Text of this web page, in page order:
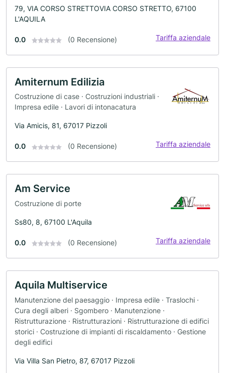
79, VIA CORSO STRETTOVIA CORSO STRETTO, 67100
L'AQUILA
0.0 (0 Recensione) Tariffa aziendale
Amiternum Edilizia
Costruzione di case · Costruzioni industriali ·
Impresa edile · Lavori di intonacatura
Via Amicis, 81, 67017 Pizzoli
0.0 (0 Recensione) Tariffa aziendale
Am Service
Costruzione di porte
Ss80, 8, 67100 L'Aquila
0.0 (0 Recensione) Tariffa aziendale
Aquila Multiservice
Manutenzione del paesaggio · Impresa edile · Traslochi ·
Cura degli alberi · Sgombero · Manutenzione ·
Ristrutturazione · Ristrutturazioni · Ristrutturazione di edifici
storici · Costruzione di impianti di riscaldamento · Gestione
degli edifici
Via Villa San Pietro, 87, 67017 Pizzoli